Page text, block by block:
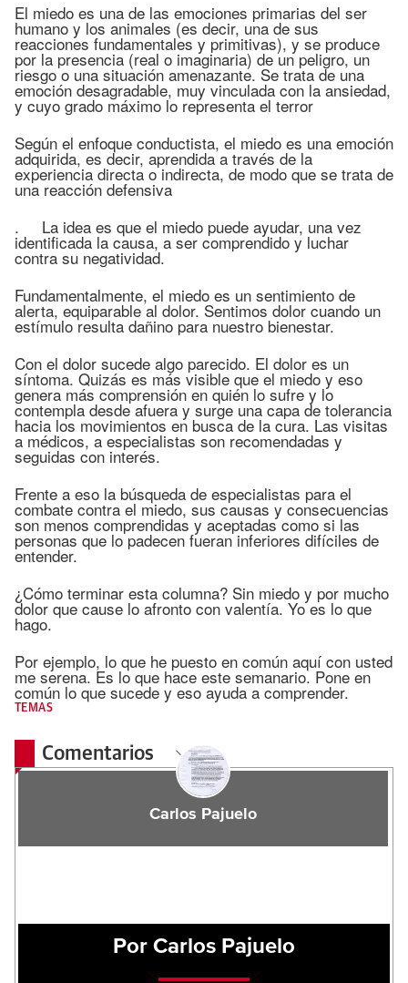
El miedo es una de las emociones primarias del ser
humano y los animales (es decir, una de sus
reacciones fundamentales y primitivas), y se produce
por la presencia (real o imaginaria) de un peligro, un
riesgo o una situación amenazante. Se trata de una
emoción desagradable, muy vinculada con la ansiedad,
y cuyo grado máximo lo representa el terror
Según el enfoque conductista, el miedo es una emoción
adquirida, es decir, aprendida a través de la
experiencia directa o indirecta, de modo que se trata de
una reacción defensiva
. La idea es que el miedo puede ayudar, una vez
identificada la causa, a ser comprendido y luchar
contra su negatividad.
Fundamentalmente, el miedo es un sentimiento de
alerta, equiparable al dolor. Sentimos dolor cuando un
estímulo resulta dañino para nuestro bienestar.
Con el dolor sucede algo parecido. El dolor es un
síntoma. Quizás es más visible que el miedo y eso
genera más comprensión en quién lo sufre y lo
contempla desde afuera y surge una capa de tolerancia
hacia los movimientos en busca de la cura. Las visitas
a médicos, a especialistas son recomendadas y
seguidas con interés.
Frente a eso la búsqueda de especialistas para el
combate contra el miedo, sus causas y consecuencias
son menos comprendidas y aceptadas como si las
personas que lo padecen fueran inferiores difíciles de
entender.
¿Cómo terminar esta columna? Sin miedo y por mucho
dolor que cause lo afronto con valentía. Yo es lo que
hago.
Por ejemplo, lo que he puesto en común aquí con usted
me serena. Es lo que hace este semanario. Pone en
común lo que sucede y eso ayuda a comprender.
TEMAS
Comentarios
Carlos Pajuelo
Por Carlos Pajuelo